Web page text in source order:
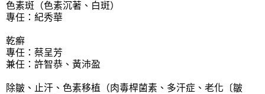
色素斑（色素沉著、白斑）
專任：紀秀華
乾癬
專任：蔡呈芳
兼任：許智恭、黃沛盈
除皺、止汗、色素移植（肉毒桿菌素、多汗症、老化〔皺